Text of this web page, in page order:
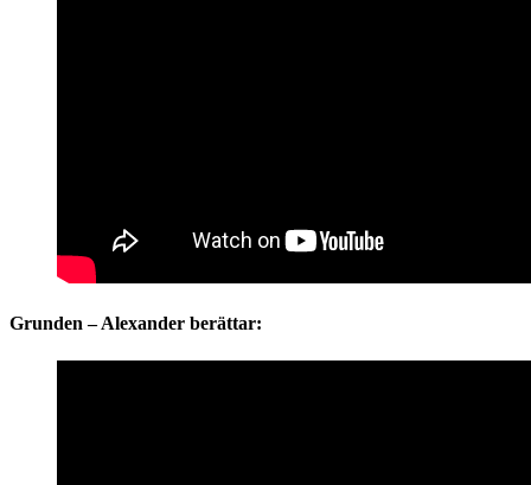
Grunden – Alexander berättar: